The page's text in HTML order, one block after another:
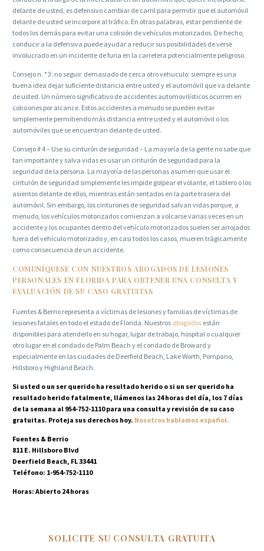
delante de usted, es defensivo cambiar de carril para permitir que el automóvil
delante de usted se incorpore al tráfico. En otras palabras, estar pendiente de
todos los demás para evitar una colisión de vehículos motorizados. De hecho,
conducir a la defensiva puede ayudar a reducir sus posibilidades de verse
involucrado en un incidente de furia en la carretera potencialmente peligroso.
Consejo n. ° 3: no seguir demasiado de cerca otro vehuculo: siempre es una
buena idea dejar suficiente distancia entre usted y el automóvil que va delante
de usted. Un número significativo de accidentes automovilísticos ocurren en
colisiones por alcance. Estos accidentes a menudo se pueden evitar
simplemente permitiendo más distancia entre usted y el automóvil o los
automóviles que se encuentran delante de usted.
Consejo # 4 – Use su cinturón de seguridad – La mayoría de la gente no sabe que
tan importante y salva vidas es usar un cinturón de seguridad para la
seguridad de la persona. La mayoría de las personas asumen que usar el
cinturón de seguridad simplemente les impide golpear el volante, el tablero o los
asientos delante de ellos, mientras están sentados en la parte trasera del
automóvil. Sin embargo, los cinturones de seguridad salvan vidas porque, a
menudo, los vehículos motorizados comienzan a volcarse varias veces en un
accidente y los ocupantes dentro del vehículo motorizados suelen ser arrojados
fuera del vehículo motorizado y, en casi todos los casos, mueren trágicamente
como consecuencia de un accidente.
COMUNÍQUESE CON NUESTROS ABOGADOS DE LESIONES
PERSONALES EN FLORIDA PARA OBTENER UNA CONSULTA Y
EVALUACIÓN DE SU CASO GRATUITAS
Fuentes & Berrio representa a víctimas de lesiones y familias de víctimas de
lesiones fatales en todo el estado de Florida. Nuestros abogados están
disponibles para atenderlo en su hogar, lugar de trabajo, hospital o cualquier
otro lugar en el condado de Palm Beach y el condado de Broward y
especialmente en las ciudades de Deerfield Beach, Lake Worth, Pompano,
Hillsboro y Highland Beach.
Si usted o un ser querido ha resultado herido o si un ser querido ha
resultado herido fatalmente, llámenos las 24 horas del día, los 7 días
de la semana al 954-752-1110 para una consulta y revisión de su caso
gratuitas. Proteja sus derechos hoy. Nosotros hablamos español.
Fuentes & Berrio
811 E. Hillsboro Blvd
Deerfield Beach, FL 33441
Teléfono: 1-954-752-1110
Horas: Abierto 24 horas
SOLICITE SU CONSULTA GRATUITA